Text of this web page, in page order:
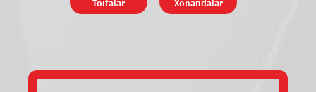
Toifalar Xonandalar